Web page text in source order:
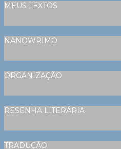
MEUS TEXTOS
NANOWRIMO
ORGANIZAÇÃO
RESENHA LITERÁRIA
TRADUÇÃO